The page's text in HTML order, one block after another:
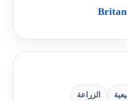
الزراعة